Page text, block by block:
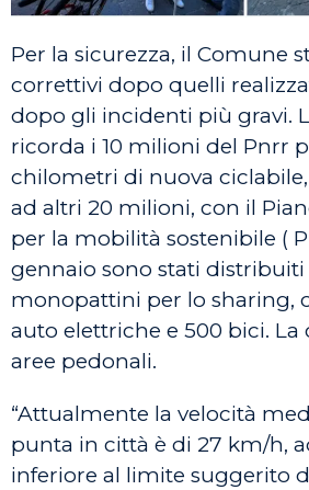
Per la sicurezza, il Comune
correttivi dopo quelli
dopo gli incidenti più gravi.
ricorda i 10 milioni del Pnrr
chilometri di nuova
ad altri 20 milioni, con il
per la mobilità sostenibile (
gennaio sono stati distribuiti
monopattini per lo sharing,
auto elettriche e 500 bici. La
aree pedonali.
“Attualmente la velocità
punta in città è di 27 km/h,
inferiore al limite suggerito